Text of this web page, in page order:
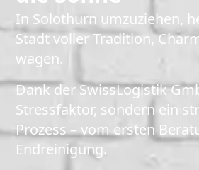
In Solothurn umzuziehen,
Stadt voller Tradition,
wagen.
Dank der SwissLogistik
Stressfaktor, sondern ein
Prozess – vom ersten
Endreinigung.